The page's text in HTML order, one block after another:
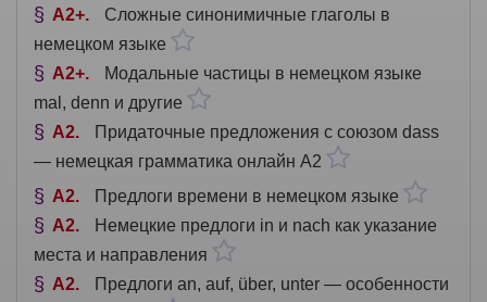
A2+
Сложные синонимичные глаголы в
немецком языке
A2+
Модальные частицы в немецком языке
mal, denn и другие
A2
Придаточные предложения с союзом dass
— немецкая грамматика онлайн A2
A2
Предлоги времени в немецком языке
A2
Немецкие предлоги in и nach как указание
места и направления
A2
Предлоги an, auf, über, unter — особенности